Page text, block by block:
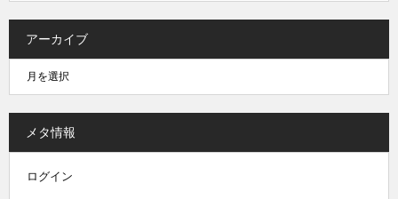
アーカイブ
メタ情報
ログイン